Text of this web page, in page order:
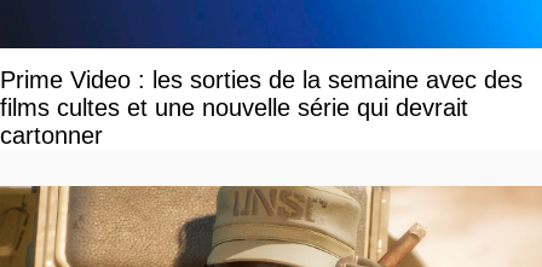
Prime Video : les sorties de la semaine avec des
films cultes et une nouvelle série qui devrait
cartonner